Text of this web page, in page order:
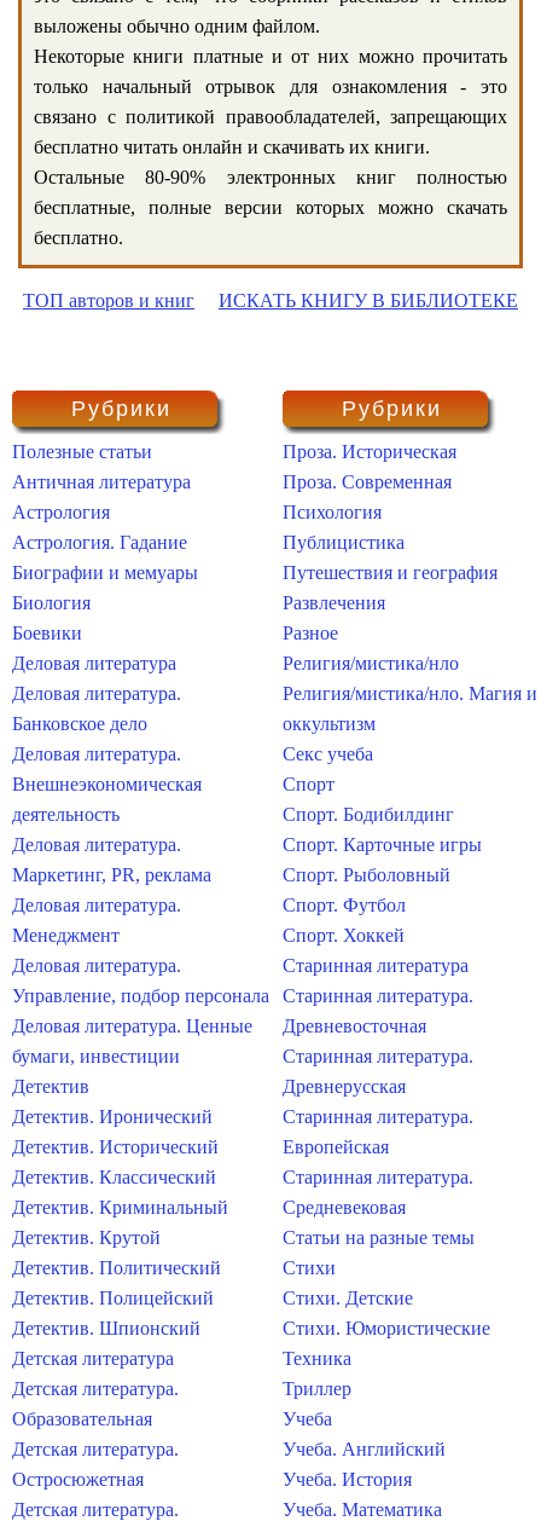
выложены обычно одним файлом.
Некоторые книги платные и от них можно прочитать
только начальный отрывок для ознакомления - это
связано с политикой правообладателей, запрещающих
бесплатно читать онлайн и скачивать их книги.
Остальные 80-90% электронных книг полностью
бесплатные, полные версии которых можно скачать
бесплатно.
ТОП авторов и книг ИСКАТЬ КНИГУ В БИБЛИОТЕКЕ
Рубрики
Полезные статьи
Античная литература
Астрология
Астрология. Гадание
Биографии и мемуары
Биология
Боевики
Деловая литература
Деловая литература.
Банковское дело
Деловая литература.
Внешнеэкономическая
деятельность
Деловая литература.
Маркетинг, PR, реклама
Деловая литература.
Менеджмент
Деловая литература.
Управление, подбор персонала
Деловая литература. Ценные
бумаги, инвестиции
Детектив
Детектив. Иронический
Детектив. Исторический
Детектив. Классический
Детектив. Криминальный
Детектив. Крутой
Детектив. Политический
Детектив. Полицейский
Детектив. Шпионский
Детская литература
Детская литература.
Образовательная
Детская литература.
Остросюжетная
Детская литература.
Рубрики
Проза. Историческая
Проза. Современная
Психология
Публицистика
Путешествия и география
Развлечения
Разное
Религия/мистика/нло
Религия/мистика/нло. Магия и
оккультизм
Секс учеба
Спорт
Спорт. Бодибилдинг
Спорт. Карточные игры
Спорт. Рыболовный
Спорт. Футбол
Спорт. Хоккей
Старинная литература
Старинная литература.
Древневосточная
Старинная литература.
Древнерусская
Старинная литература.
Европейская
Старинная литература.
Средневековая
Статьи на разные темы
Стихи
Стихи. Детские
Стихи. Юмористические
Техника
Триллер
Учеба
Учеба. Английский
Учеба. История
Учеба. Математика